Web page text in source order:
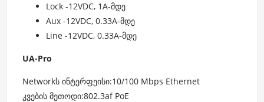
Lock -12VDC, 1A-მდე
Aux -12VDC, 0.33A-მდე
Line -12VDC, 0.33A-მდე
UA-Pro
Networkს ინტერფეისი:10/100 Mbps Ethernet
კვების მეთოდი:802.3af PoE